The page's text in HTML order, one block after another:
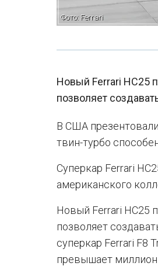
Фото: Ferrari
Новый Ferrari HC25
позволяет
В США
твин-турбо
Суперкар Ferrari
американского
Новый Ferrari HC25
позволяет
суперкар Ferrari F8
превышает миллион